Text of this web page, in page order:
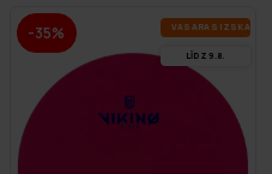
-35% VA­SA­RAS IZ­SKA­ŅA
LĪDZ 9.8.